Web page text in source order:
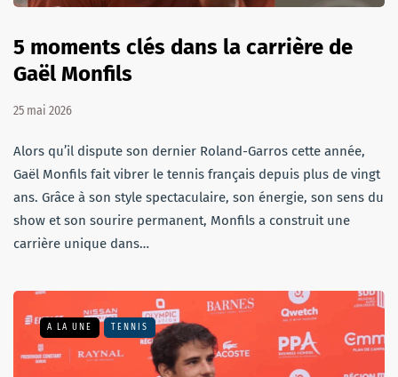
5 moments clés dans la carrière de
Gaël Monfils
25 mai 2026
Alors qu’il dispute son dernier Roland-Garros cette année,
Gaël Monfils fait vibrer le tennis français depuis plus de vingt
ans. Grâce à son style spectaculaire, son énergie, son sens du
show et son sourire permanent, Monfils a construit une
carrière unique dans…
A LA UNE TENNIS